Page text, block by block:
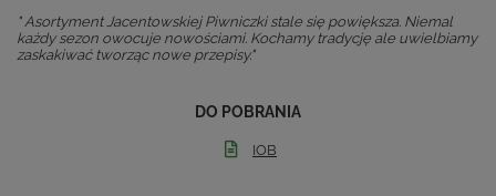
" Asortyment Jacentowskiej Piwniczki stale się powiększa. Niemal
każdy sezon owocuje nowościami. Kochamy tradycję ale uwielbiamy
zaskakiwać tworząc nowe przepisy."
DO POBRANIA
IOB